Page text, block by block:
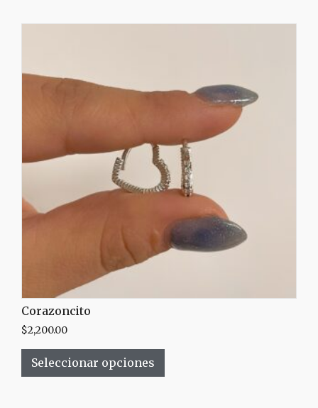
Corazoncito
$2,200.00
Seleccionar opciones